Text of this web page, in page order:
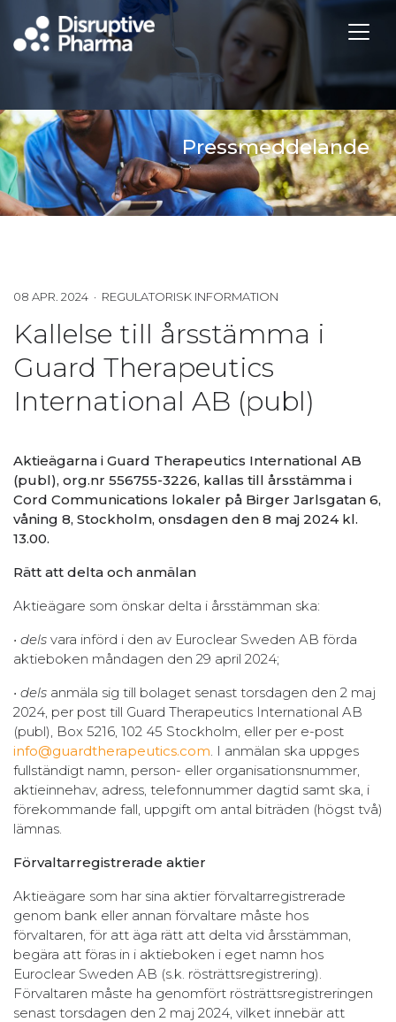
Pressmeddelande
08 APR. 2024 · REGULATORISK INFORMATION
Kallelse till årsstämma i
Guard Therapeutics
International AB (publ)
Aktieägarna i Guard Therapeutics International AB
(publ), org.nr 556755-3226, kallas till årsstämma i
Cord Communications lokaler på Birger Jarlsgatan 6,
våning 8, Stockholm, onsdagen den 8 maj 2024 kl.
13.00.
Rätt att delta och anmälan
Aktieägare som önskar delta i årsstämman ska:
• dels vara införd i den av Euroclear Sweden AB förda
aktieboken måndagen den 29 april 2024;
• dels anmäla sig till bolaget senast torsdagen den 2 maj
2024, per post till Guard Therapeutics International AB
(publ), Box 5216, 102 45 Stockholm, eller per e-post
info@guardtherapeutics.com . I anmälan ska uppges
fullständigt namn, person- eller organisationsnummer,
aktieinnehav, adress, telefonnummer dagtid samt ska, i
förekommande fall, uppgift om antal biträden (högst två)
lämnas.
Förvaltarregistrerade aktier
Aktieägare som har sina aktier förvaltarregistrerade
genom bank eller annan förvaltare måste hos
förvaltaren, för att äga rätt att delta vid årsstämman,
begära att föras in i aktieboken i eget namn hos
Euroclear Sweden AB (s.k. rösträttsregistrering).
Förvaltaren måste ha genomfört rösträttsregistreringen
senast torsdagen den 2 maj 2024, vilket innebär att